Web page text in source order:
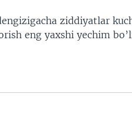
ziddiyatlar
eng yaxshi yechim